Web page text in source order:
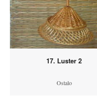
17. Luster 2
Ostalo